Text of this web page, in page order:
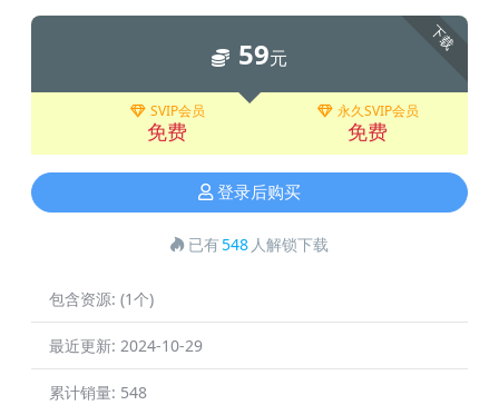
下载
59元
SVIP会员
免费
永久SVIP会员
免费
登录后购买
已有548 人解锁下载
包含资源: (1个)
最近更新: 2024-10-29
累计销量: 548